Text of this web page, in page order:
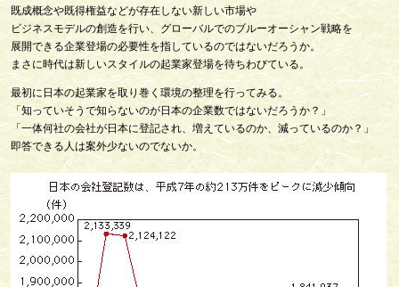
既成概念や既得権益などが存在しない新しい市場や
ビジネスモデルの創造を行い、グローバルでのブルーオーシャン戦略を
展開できる企業登場の必要性を指しているのではないだろうか。
まさに時代は新しいスタイルの起業家登場を待ちわびている。
最初に日本の起業家を取り巻く環境の整理を行ってみる。
「知っていそうで知らないのが日本の企業数ではないだろうか？」
「一体何社の会社が日本に登記され、増えているのか、減っているのか？」
即答できる人は案外少ないのでないか。